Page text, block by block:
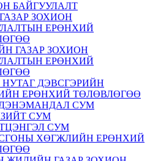
БАЙГУУЛАЛТ
ЗОХИОН
ЕРӨНХИЙ
ГАЗАР ЗОХИОН
ЕРӨНХИЙ
ДЭВСГЭРИЙН
ЕРӨНХИЙ ТӨЛӨВЛӨГӨӨ
СУМ
СУМ
СУМ
ХӨГЖЛИЙН ЕРӨНХИЙ